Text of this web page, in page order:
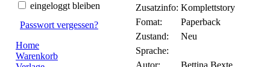
eingeloggt bleiben
Passwort vergessen?
Home
Warenkorb
Zusatzinfo: Komplettstory
Fomat:
Paperback
Zustand:
Neu
Sprache:
Autor:
Bettina Bexte